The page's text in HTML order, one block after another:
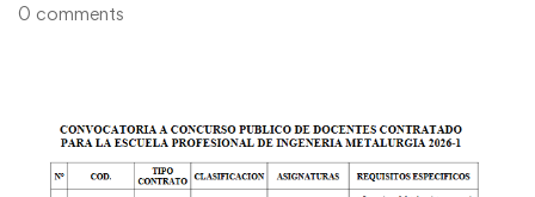
0 comments